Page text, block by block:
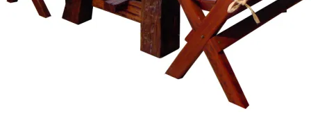
Huerta
Muebles de Jardin
Frentes de Parrillas
Portones y Cercos